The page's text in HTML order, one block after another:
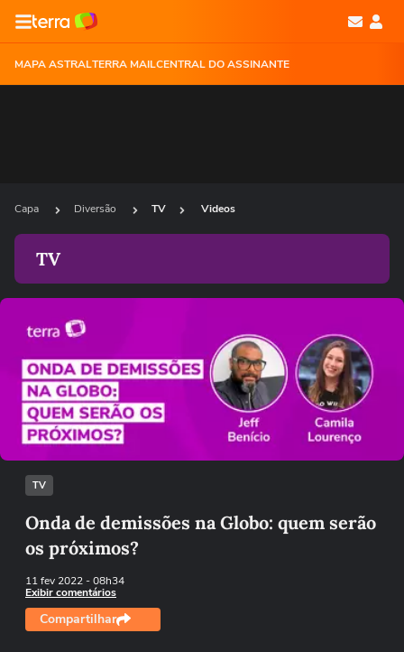
MAPA ASTRALTERRA MAILCENTRAL DO ASSINANTE
Capa Diversão TV Videos
TV
Ops!
Não foi possível reproduzir o vídeo
Tentar novamente
TV
Onda de demissões na Globo: quem serão
os próximos?
11 fev 2022- 08h34
Exibir comentários
Compartilhar